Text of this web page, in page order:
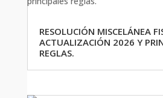
RESOLUCIÓN MISCELÁNEA
ACTUALIZACIÓN 2026 Y
REGLAS.